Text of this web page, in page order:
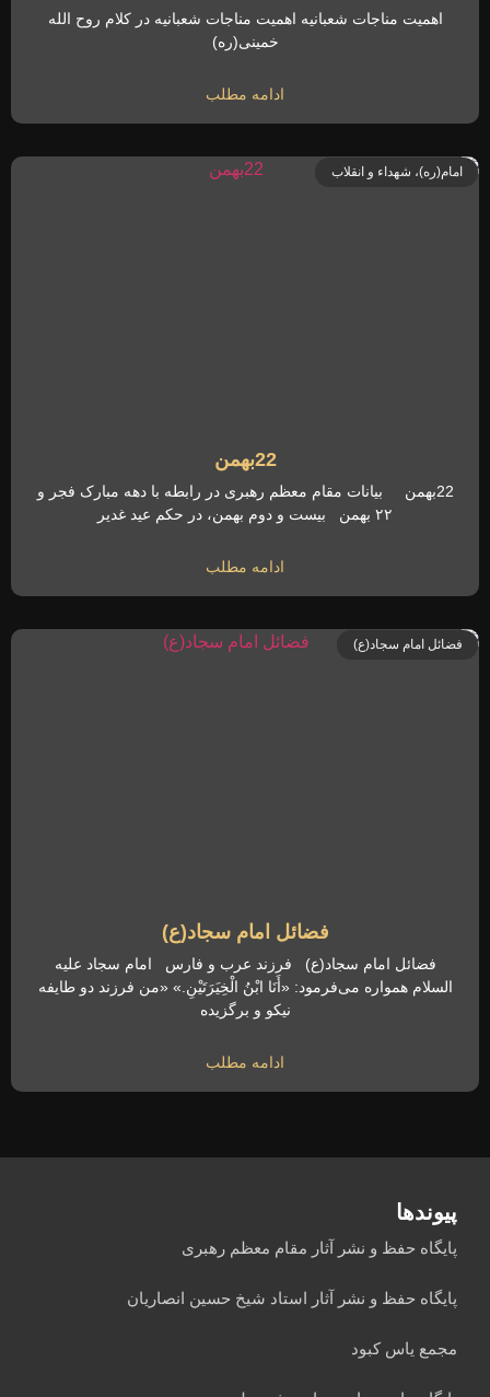
اهمیت مناجات شعبانیه اهمیت مناجات شعبانیه در کلام روح الله
خمینی(ره)
ادامه مطلب
امام(ره)، شهداء و انقلاب
22بهمن
22بهمن بیانات مقام معظم رهبری در رابطه با دهه مبارک فجر و
۲۲ بهمن بیست و دوم بهمن، در حکم عید غدیر
ادامه مطلب
فضائل امام سجاد(ع)
فضائل امام سجاد(ع)
فضائل امام سجاد(ع) فرزند عرب و فارس امام سجاد علیه
السلام همواره می‌فرمود: «أَنَا ابْنُ الْخِیَرَتَیْنِ.» «من فرزند دو طایفه
نیکو و برگزیده
ادامه مطلب
پیوندها
پایگاه حفظ و نشر آثار مقام معظم رهبری
پایگاه حفظ و نشر آثار استاد شیخ حسین انصاریان
مجمع یاس کبود